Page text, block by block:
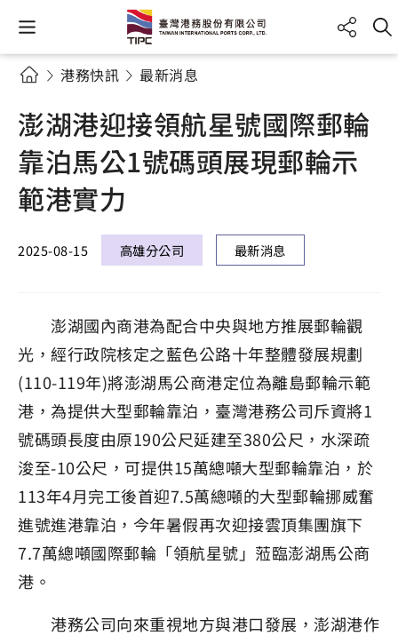
港務快訊 最新消息
澎湖港迎接領航星號國際郵輪
靠泊馬公1號碼頭展現郵輪示
範港實力
2025-08-15 高雄分公司 最新消息
澎湖國內商港為配合中央與地方推展郵輪觀
光，經行政院核定之藍色公路十年整體發展規劃
(110-119年)將澎湖馬公商港定位為離島郵輪示範
港，為提供大型郵輪靠泊，臺灣港務公司斥資將1
號碼頭長度由原190公尺延建至380公尺，水深疏
浚至-10公尺，可提供15萬總噸大型郵輪靠泊，於
113年4月完工後首迎7.5萬總噸的大型郵輪挪威奮
進號進港靠泊，今年暑假再次迎接雲頂集團旗下
7.7萬總噸國際郵輪「領航星號」蒞臨澎湖馬公商
港。
港務公司向來重視地方與港口發展，澎湖港作